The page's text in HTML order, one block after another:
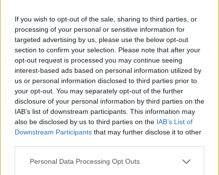
If you wish to opt-out of the sale, sharing to third parties, or
processing of your personal or sensitive information for
targeted advertising by us, please use the below opt-out
section to confirm your selection. Please note that after your
opt-out request is processed you may continue seeing
interest-based ads based on personal information utilized by
us or personal information disclosed to third parties prior to
your opt-out. You may separately opt-out of the further
disclosure of your personal information by third parties on the
IAB’s list of downstream participants. This information may
also be disclosed by us to third parties on the IAB’s List of
Downstream Participants that may further disclose it to other
Personal Data Processing Opt Outs
Διαβάστε επίσης:
Κωνσταντίνος Αγγελόπουλος (Υπερταμείο): Σε
μια πιο ώριμη φάση κερδοφορίας εισέρχεται
ο ελληνικός τραπεζικός τομέας
Alpha Bank: Κλυδωνισμοί στην παγκόσμια
οικονομία από τη σύγκρουση στη Μέση